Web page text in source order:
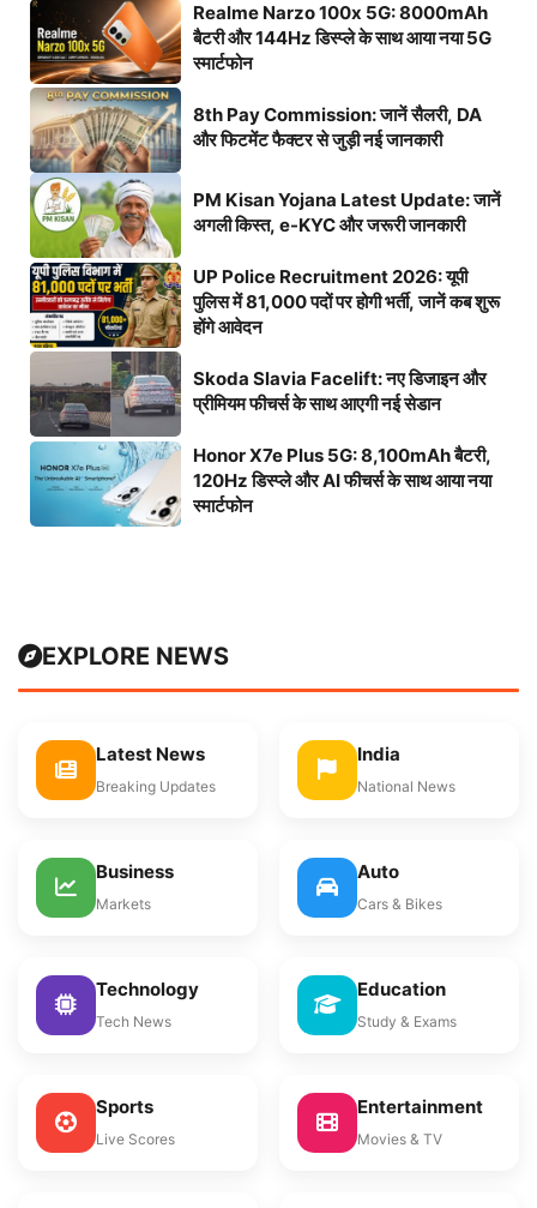
Realme Narzo 100x 5G: 8000mAh
बैटरी और 144Hz डिस्प्ले के साथ आया नया 5G
स्मार्टफोन
8th Pay Commission: जानें सैलरी, DA
और फिटमेंट फैक्टर से जुड़ी नई जानकारी
PM Kisan Yojana Latest Update: जानें
अगली किस्त, e-KYC और जरूरी जानकारी
UP Police Recruitment 2026: यूपी
पुलिस में 81,000 पदों पर होगी भर्ती, जानें कब शुरू
होंगे आवेदन
Skoda Slavia Facelift: नए डिजाइन और
प्रीमियम फीचर्स के साथ आएगी नई सेडान
Honor X7e Plus 5G: 8,100mAh बैटरी,
120Hz डिस्प्ले और AI फीचर्स के साथ आया नया
स्मार्टफोन
EXPLORE NEWS
Latest News
Breaking Updates
India
National News
Business
Markets
Auto
Cars & Bikes
Technology
Tech News
Education
Study & Exams
Sports
Live Scores
Entertainment
Movies & TV